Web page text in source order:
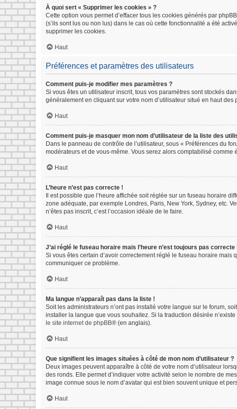
À quoi sert « Supprimer les cookies » ?
Cette option vous permet d’effacer tous les cookies générés par
(s’ils sont lus ou non lus) dans le cas où cette fonctionnalité a été
supprimer les cookies.
Haut
Préférences et paramètres des utilisateurs
Comment puis-je modifier mes paramètres ?
Si vous êtes un utilisateur inscrit, tous vos paramètres sont stockés
généralement en cliquant sur votre nom d’utilisateur situé en haut
Haut
Comment puis-je masquer mon nom d’utilisateur de la liste des
Dans le panneau de contrôle de l’utilisateur, sous « Préférences du
modérateurs et de vous-même. Vous serez alors comptabilisé comme
Haut
L’heure n’est pas correcte !
Il est possible que l’heure affichée soit réglée sur un fuseau horaire
zone adéquate, par exemple Londres, Paris, New York, Sydney, etc.
n’êtes pas inscrit, c’est l’occasion idéale de le faire.
Haut
J’ai réglé le fuseau horaire mais l’heure n’est toujours pas correcte
Si vous êtes certain d’avoir correctement réglé le fuseau horaire mais
communiquer ce problème.
Haut
Ma langue n’apparaît pas dans la liste !
Soit les administrateurs n’ont pas installé votre langue sur le forum,
installer la langue que vous souhaitez. Si la traduction désirée
le site internet de phpBB® (en anglais).
Haut
Que signifient les images situées à côté de mon nom d’utilisateur ?
Deux images peuvent apparaître à côté de votre nom d’utilisateur
des ronds. Elle permet d’indiquer votre activité selon le nombre de
image connue sous le nom d’avatar qui est bien souvent unique et
Haut